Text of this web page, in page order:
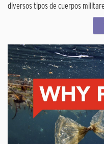
diversos tipos de cuerpos